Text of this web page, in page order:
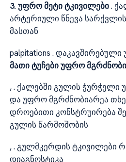
3. უფრო მეტი ტკივილები.
არტერიული წნევა
მასთან
palpitations .
მათი ტუჩები უფრო
, . ქალებში გულის ჭურჭელი
და უფრო მგრძნობიარეა
დროებითი კონსტრუირება
გულის წარმოშობის
, . გულმკერდის ტკივილები
დიაგნოსტიკა